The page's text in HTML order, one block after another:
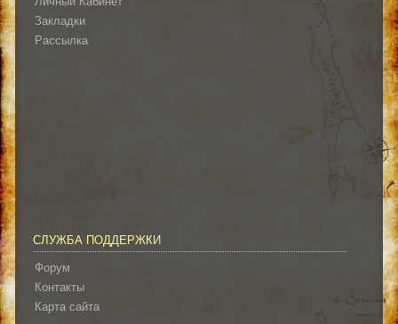
Закладки
Рассылка
СЛУЖБА ПОДДЕРЖКИ
Форум
Контакты
Карта сайта